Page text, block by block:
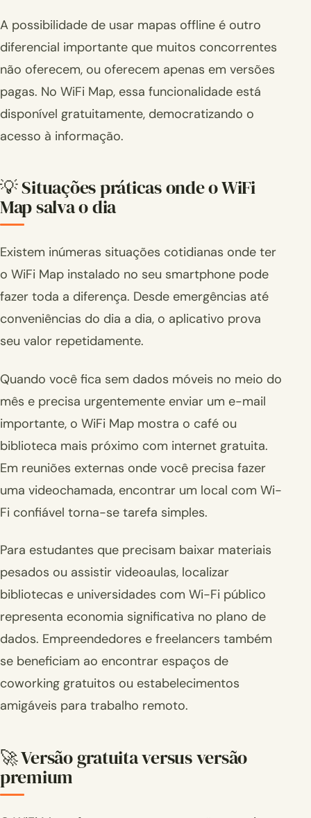
A possibilidade de usar mapas offline é outro
diferencial importante que muitos concorrentes
não oferecem, ou oferecem apenas em versões
pagas. No WiFi Map, essa funcionalidade está
disponível gratuitamente, democratizando o
acesso à informação.
💡 Situações práticas onde o WiFi
Map salva o dia
Existem inúmeras situações cotidianas onde ter
o WiFi Map instalado no seu smartphone pode
fazer toda a diferença. Desde emergências até
conveniências do dia a dia, o aplicativo prova
seu valor repetidamente.
Quando você fica sem dados móveis no meio do
mês e precisa urgentemente enviar um e-mail
importante, o WiFi Map mostra o café ou
biblioteca mais próximo com internet gratuita.
Em reuniões externas onde você precisa fazer
uma videochamada, encontrar um local com Wi-
Fi confiável torna-se tarefa simples.
Para estudantes que precisam baixar materiais
pesados ou assistir videoaulas, localizar
bibliotecas e universidades com Wi-Fi público
representa economia significativa no plano de
dados. Empreendedores e freelancers também
se beneficiam ao encontrar espaços de
coworking gratuitos ou estabelecimentos
amigáveis para trabalho remoto.
🚀 Versão gratuita versus versão
premium